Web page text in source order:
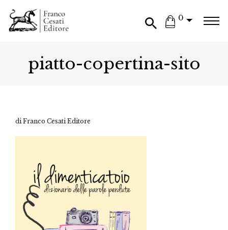
0
piatto-copertina-sito
di Franco Cesati Editore